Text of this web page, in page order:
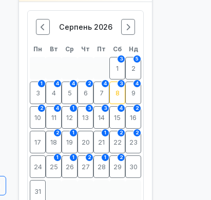
Серпень 2026
Пн Вт Ср Чт Пт Сб Нд
1
3
2
5
3
1
4
4
5
4
6
2
7
4
8
3
9
4
10
2
11
4
12
1
13
3
14
3
15
4
16
2
17 18
2
19
1
20 21
1
22
2
23
2
24 25
1
26
1
27
2
28
1
29
2
30
31